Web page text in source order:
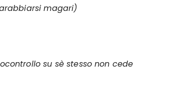
magari)
su sè stesso non cede